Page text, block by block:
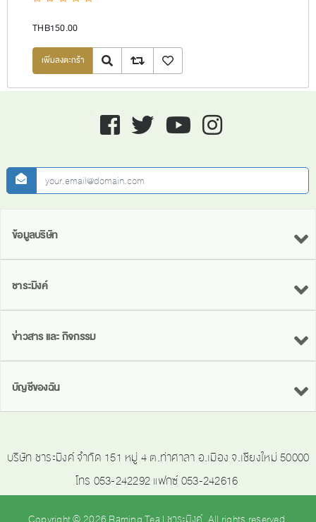
THB150.00
Quick ViewAdd to compare listเพิ่มลงรายการโปรด
Facebook twitter youtube instagram
newsletter
ข้อมูลบริษัท
ชาระมิงค์
ข่าวสาร และ กิจกรรม
บัญชีของฉัน
บริษัท ชาระมิงค์ จำกัด 151 หมู่ 4 ต.ท่าศาลา อ.เมือง จ.เชียงใหม่ 50000
โทร 053-242292 แฟกซ์ 053-242616